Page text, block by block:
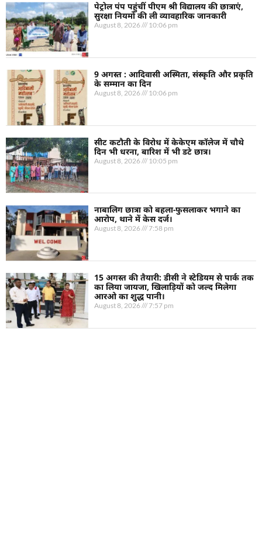
पेट्रोल पंप पहुंचीं पीएम श्री विद्यालय की छात्राएं,
सुरक्षा नियमों की ली व्यावहारिक जानकारी
August 8, 2026 10:06 pm
9 अगस्त : आदिवासी अस्मिता, संस्कृति और प्रकृति
के सम्मान का दिन
August 8, 2026 10:06 pm
सीट कटौती के विरोध में केकेएम कॉलेज में चौथे
दिन भी धरना, बारिश में भी डटे छात्र।
August 8, 2026 10:05 pm
नाबालिग छात्रा को बहला-फुसलाकर भगाने का
आरोप, थाने में केस दर्ज।
August 8, 2026 7:58 pm
15 अगस्त की तैयारी: डीसी ने स्टेडियम से पार्क तक
का लिया जायजा, खिलाड़ियों को जल्द मिलेगा
आरओ का शुद्ध पानी।
August 8, 2026 7:57 pm